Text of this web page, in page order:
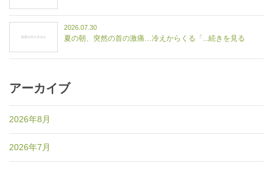
2026.07.30
夏の朝、突然の首の激痛…冷えからくる「...続きを見る
アーカイブ
2026年8月
2026年7月